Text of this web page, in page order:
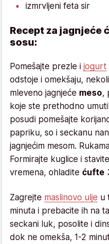
izmrvljeni feta sir
Recept za jagnjeće
sosu:
Pomešajte prezle i jogurt
odstoje i omekšaju,
mleveno jagnjeće meso,
koje ste prethodno
posudi pomešajte
papriku, so i seckanu
jagnjećim mesom.
Formirajte kuglice i
vremena, ohladite ćufte
Zagrejte maslinovo ulje u
minuta i prebacite ih na
seckani luk, posolite i
dok ne omekša, 1-2